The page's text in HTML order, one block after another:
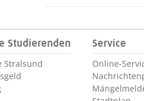
Studierenden
Stralsund
Service
Online-